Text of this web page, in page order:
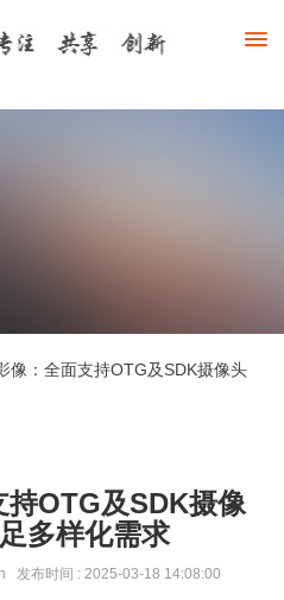
像：全面支持OTG及SDK摄像头
OTG及SDK摄像
多样化需求
发布时间 : 2025-03-18 14:08:00